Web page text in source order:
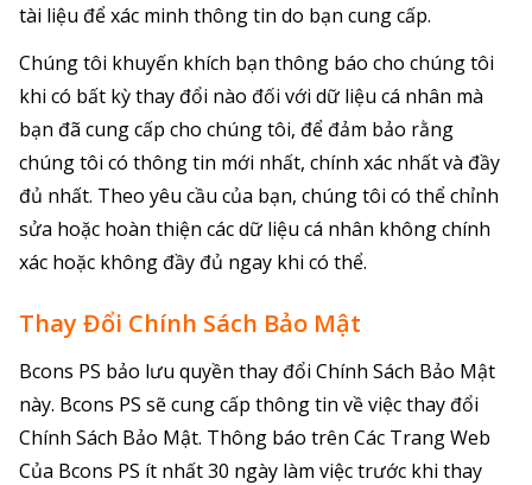
tài liệu để xác minh thông tin do bạn cung cấp.
Chúng tôi khuyến khích bạn thông báo cho chúng tôi
khi có bất kỳ thay đổi nào đối với dữ liệu cá nhân mà
bạn đã cung cấp cho chúng tôi, để đảm bảo rằng
chúng tôi có thông tin mới nhất, chính xác nhất và đầy
đủ nhất. Theo yêu cầu của bạn, chúng tôi có thể chỉnh
sửa hoặc hoàn thiện các dữ liệu cá nhân không chính
xác hoặc không đầy đủ ngay khi có thể.
Thay Đổi Chính Sách Bảo Mật
Bcons PS bảo lưu quyền thay đổi Chính Sách Bảo Mật
này. Bcons PS sẽ cung cấp thông tin về việc thay đổi
Chính Sách Bảo Mật. Thông báo trên Các Trang Web
Của Bcons PS ít nhất 30 ngày làm việc trước khi thay